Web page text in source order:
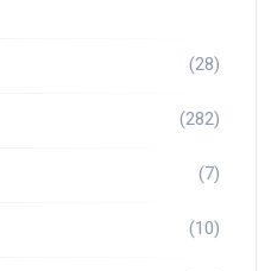
(28)
(282)
(7)
(10)